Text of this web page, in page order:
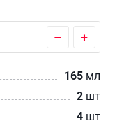
– +
165 мл
2 шт
4 шт